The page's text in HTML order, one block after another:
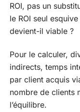
ROI, pas un
le ROI seul
devient-il viable ?
Pour le calculer,
indirects, temps
par client acquis
nombre de clients
l’équilibre.